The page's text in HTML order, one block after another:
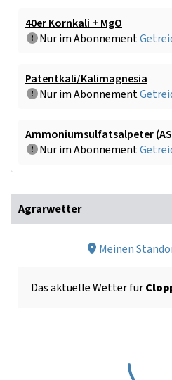
40er Kornkali + MgO
Nur im Abonnement
Patentkali/Kalimagnesia
Nur im Abonnement
Ammoniumsulfatsalpeter
Nur im Abonnement
Agrarwetter
Meinen
Das aktuelle Wetter für